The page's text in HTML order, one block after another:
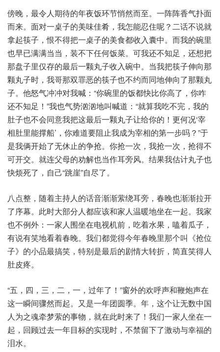
傍晚，最令人期待的年夜饭环节悄然而至。一阵阵香气扑面
而来。面对一桌子的美味佳肴，我怎能忍住呢？二话不说就
拿起筷子，恨不得把一桌子的美食都收入囊中。而我的碗里
也早已满满当当，装不下任何饭菜。可我还不知足，还想把
那盘子里仅存的最后一颗丸子收入碗中。当我把筷子伸向那
颗丸子时，我哥那双罪恶的筷子也不约而同地伸向了那颗丸
子。他怒气冲冲对我喊：“你碗里的饭都快比你高了，你咋
还不知足！”我也气势汹汹地叫喊道：“就算我吃不完，我的
肚子也不会同意我把这最后一颗丸子让给你的！更何况‘宰
相肚里能撑船’，你难道要阻止我成为宰相的第一步吗？”于
是我俩开始了无休止的争抢。你抢一次，我抢一次，抢得不
可开交。就连父母的劝解也当作耳旁风。结果我估计丸子也
快烦死了，自己“跳崖”自尽了。
八点整，随着主持人的话音渐渐萦绕耳旁，春晚也渐渐拉开
了序幕。此时大部分人都应该和家人温暖地坐在一起。我家
也不例外：一家人围坐在电视机前，吃着水果，嗑着瓜子，
有说有笑地看着春晚。我们都觉得今年春晚里那个叫《抢位
子》的小品最搞笑，特别是最后的剧情大转折，简直笑得人
肚皮疼。
“五，四，三，二，一，过年了！”窗外的欢呼声和鞭炮声在
这一瞬间骤然而起。又是一年团圆季。年，这个让无数中国
人为之魂牵梦萦的事物，就在此时来了！我们一家人坐在一
起，回顾过去一年目标的实现时，不禁留下了激动与幸福的
泪水。